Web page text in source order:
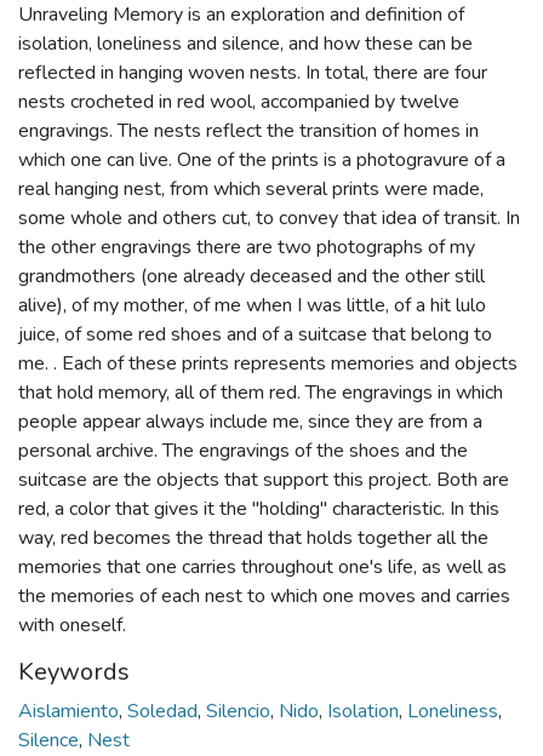
Unraveling Memory is an exploration and definition of
isolation, loneliness and silence, and how these can be
reflected in hanging woven nests. In total, there are four
nests crocheted in red wool, accompanied by twelve
engravings. The nests reflect the transition of homes in
which one can live. One of the prints is a photogravure of a
real hanging nest, from which several prints were made,
some whole and others cut, to convey that idea of transit. In
the other engravings there are two photographs of my
grandmothers (one already deceased and the other still
alive), of my mother, of me when I was little, of a hit lulo
juice, of some red shoes and of a suitcase that belong to
me. . Each of these prints represents memories and objects
that hold memory, all of them red. The engravings in which
people appear always include me, since they are from a
personal archive. The engravings of the shoes and the
suitcase are the objects that support this project. Both are
red, a color that gives it the "holding" characteristic. In this
way, red becomes the thread that holds together all the
memories that one carries throughout one's life, as well as
the memories of each nest to which one moves and carries
with oneself.
Keywords
Aislamiento, Soledad, Silencio, Nido, Isolation, Loneliness,
Silence, Nest